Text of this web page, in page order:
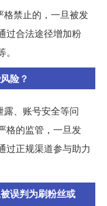
禁止的，一旦被发
过合法途径增加粉
险？
、账号安全等问
格的监管，一旦发
过正规渠道参与助力
误判为刷粉丝或